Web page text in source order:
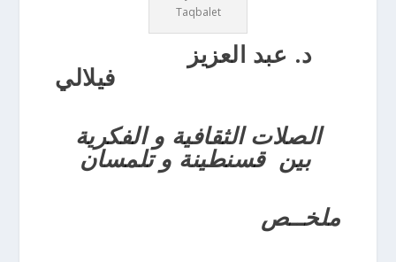
Taqbalet
فيلالي
الصلات الثقافية و الفكرية
بين قسنطينة و تلمسان
ملخــص